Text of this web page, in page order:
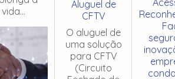
vida...
Aluguel de
CFTV
O aluguel de
uma solução
para CFTV
(Circuito